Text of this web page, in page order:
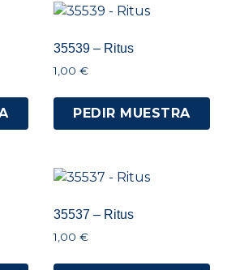
35539 – Ritus
1,00 €
PEDIR MUESTRA
35537 – Ritus
1,00 €